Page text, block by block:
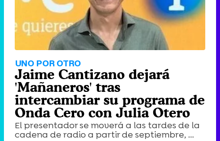
UNO POR OTRO
Jaime Cantizano dejará
'Mañaneros' tras
intercambiar su programa de
Onda Cero con Julia Otero
El presentador se moverá a las tardes de la
cadena de radio a partir de septiembre, ...